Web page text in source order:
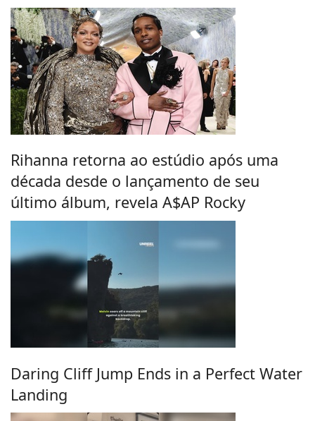
Rihanna retorna ao estúdio após uma
década desde o lançamento de seu
último álbum, revela A$AP Rocky
Daring Cliff Jump Ends in a Perfect Water
Landing